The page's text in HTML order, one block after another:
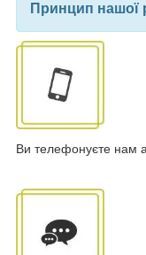
Принцип нашої
Ви телефонуєте нам